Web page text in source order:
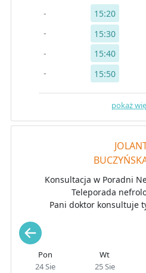
-
-
-
-
15:20
15:30
15:40
15:50
pokaż
Konsultacja w Poradni
Teleporada
Pani doktor konsultuje
Pon
24 Sie
Wt
25 Sie